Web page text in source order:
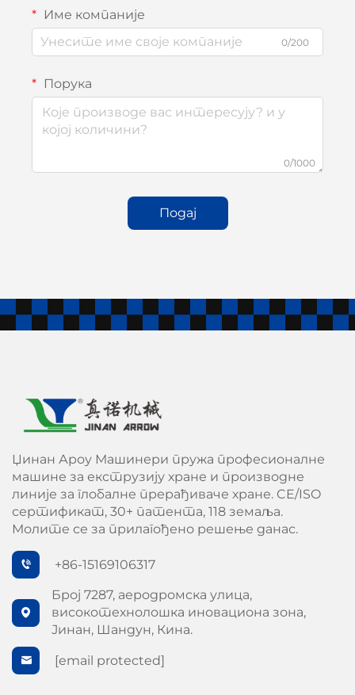
Име компаније
0/200
Порука
0/1000
Подај
Џинан Ароу Машинери пружа професионалне
машине за екструзију хране и производне
линије за глобалне прерађиваче хране. CE/ISO
сертификат, 30+ патента, 118 земаља.
Молите се за прилагођено решење данас.
+86-15169106317
Број 7287, аеродромска улица,
високотехнолошка иновациона зона,
Јинан, Шандун, Кина.
[email protected]